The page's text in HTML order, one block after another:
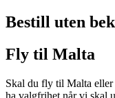
Bestill uten
Fly til Malta
Skal du fly til Malta eller
ha valgfrihet når vi skal